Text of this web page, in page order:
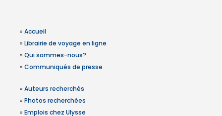
» Accueil
» Librairie de voyage en ligne
» Qui sommes-nous?
» Communiqués de presse
» Auteurs recherchés
» Photos recherchées
» Emplois chez Ulysse